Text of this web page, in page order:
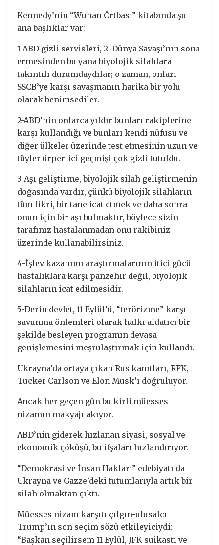
Kennedy’nin “Wuhan Örtbası” kitabında şu
ana başlıklar var:
1-ABD gizli servisleri, 2. Dünya Savaşı’nın sona
ermesinden bu yana biyolojik silahlara
takıntılı durumdaydılar; o zaman, onları
SSCB’ye karşı savaşmanın harika bir yolu
olarak benimsediler.
2-ABD’nin onlarca yıldır bunları rakiplerine
karşı kullandığı ve bunları kendi nüfusu ve
diğer ülkeler üzerinde test etmesinin uzun ve
tüyler ürpertici geçmişi çok gizli tutuldu.
3-Aşı geliştirme, biyolojik silah geliştirmenin
doğasında vardır, çünkü biyolojik silahların
tüm fikri, bir tane icat etmek ve daha sonra
onun için bir aşı bulmaktır, böylece sizin
tarafınız hastalanmadan onu rakibiniz
üzerinde kullanabilirsiniz.
4-İşlev kazanımı araştırmalarının itici gücü
hastalıklara karşı panzehir değil, biyolojik
silahların icat edilmesidir.
5-Derin devlet, 11 Eylül’ü, “terörizme” karşı
savunma önlemleri olarak halkı aldatıcı bir
şekilde besleyen programın devasa
genişlemesini meşrulaştırmak için kullandı.
Ukrayna’da ortaya çıkan Rus kanıtları, RFK,
Tucker Carlson ve Elon Musk’ı doğruluyor.
Ancak her geçen gün bu kirli müesses
nizamın makyajı akıyor.
ABD’nin giderek hızlanan siyasi, sosyal ve
ekonomik çöküşü, bu ifşaları hızlandırıyor.
“Demokrasi ve İnsan Hakları” edebiyatı da
Ukrayna ve Gazze’deki tutumlarıyla artık bir
silah olmaktan çıktı.
Müesses nizam karşıtı çılgın-ulusalcı
Trump’ın son seçim sözü etkileyiciydi:
“Başkan seçilirsem 11 Eylül, JFK suikastı ve